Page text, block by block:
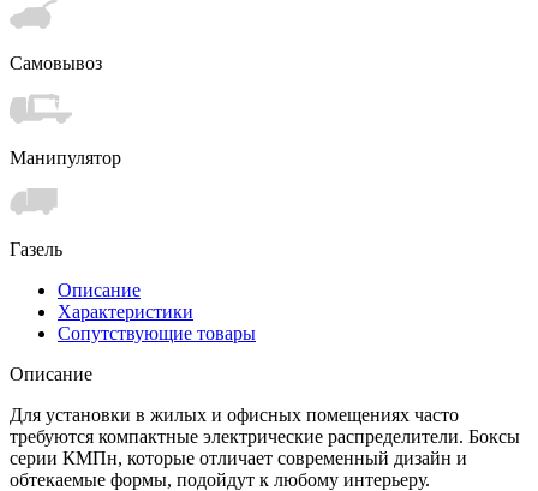
Самовывоз
Манипулятор
Газель
Описание
Характеристики
Сопутствующие товары
Описание
Для установки в жилых и офисных помещениях часто
требуются компактные электрические распределители. Боксы
серии КМПн, которые отличает современный дизайн и
обтекаемые формы, подойдут к любому интерьеру.